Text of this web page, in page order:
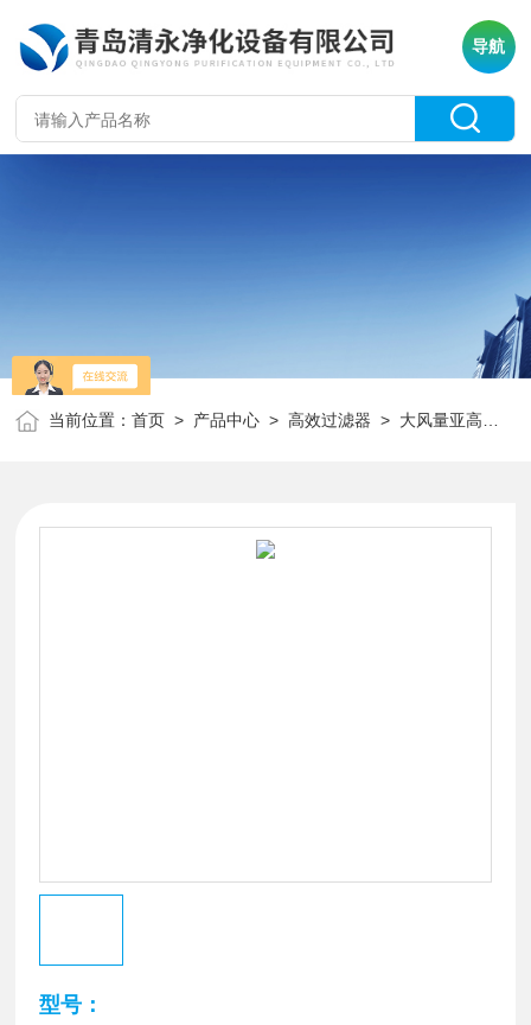
导航
当前位置：首页 > 产品中心 >高效过滤器 > 大风量亚高效过滤器
型号：